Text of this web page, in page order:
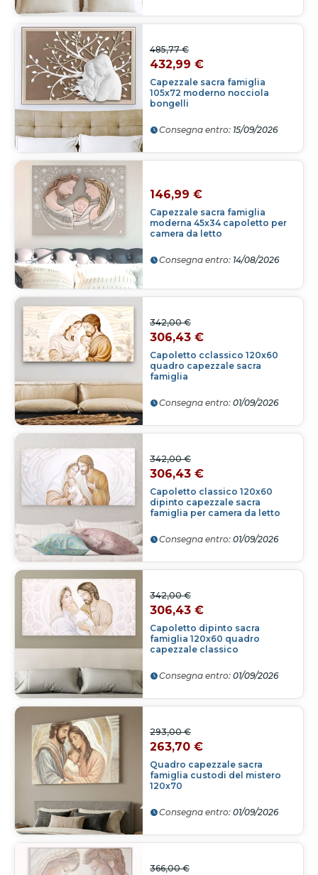
Capezzale sacra famiglia
105x72 moderno nocciola
bongelli
485,77 €
432,99 €
Consegna entro: 15/09/2026
Capezzale sacra famiglia
moderna 45x34 capoletto per
camera da letto
146,99 €
Consegna entro: 14/08/2026
Capoletto cclassico 120x60
quadro capezzale sacra
famiglia
342,00 €
306,43 €
Consegna entro: 01/09/2026
Capoletto classico 120x60
dipinto capezzale sacra
famiglia per camera da letto
342,00 €
306,43 €
Consegna entro: 01/09/2026
Capoletto dipinto sacra
famiglia 120x60 quadro
capezzale classico
342,00 €
306,43 €
Consegna entro: 01/09/2026
Quadro capezzale sacra
famiglia custodi del mistero
120x70
293,00 €
263,70 €
Consegna entro: 01/09/2026
366,00 €